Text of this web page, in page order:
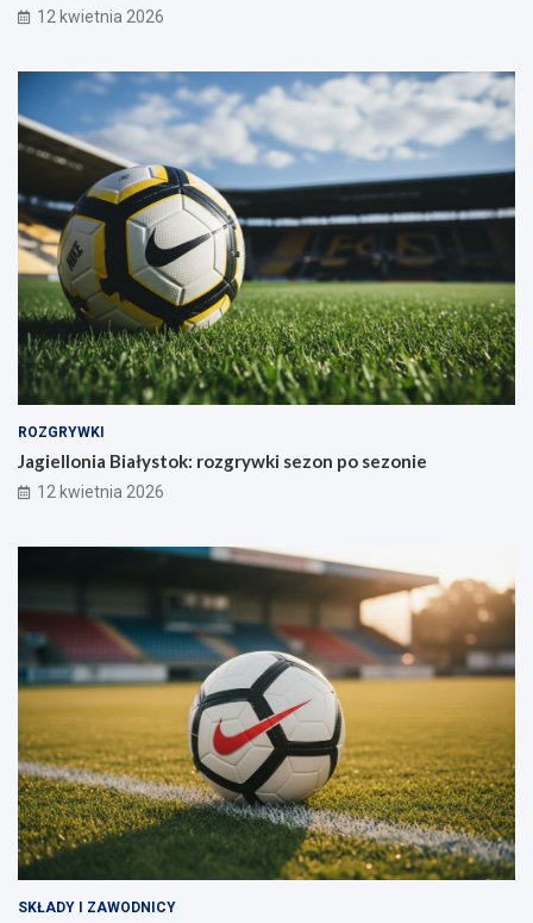
12 kwietnia 2026
ROZGRYWKI
Jagiellonia Białystok: rozgrywki sezon po sezonie
12 kwietnia 2026
SKŁADY I ZAWODNICY